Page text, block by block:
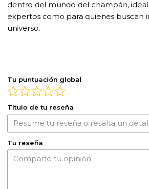
dentro del mundo del champán,
expertos como para quienes buscan
universo.
Tu puntuación global
Título de tu reseña
Tu reseña